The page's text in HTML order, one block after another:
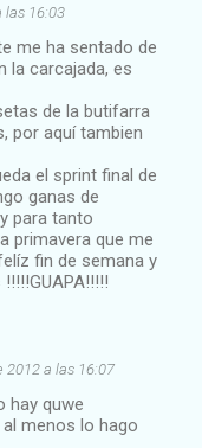
las 16:03
me ha sentado de
la carcajada, es
de la butifarra
por aquí tambien
el sprint final de
ganas de
para tanto
primavera que me
fin de semana y
2012 a las 16:07
hay quwe
menos lo hago